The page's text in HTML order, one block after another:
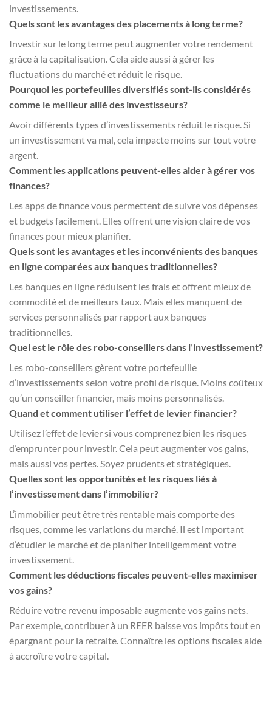
investissements.
Quels sont les avantages des placements à long terme?
Investir sur le long terme peut augmenter votre rendement
grâce à la capitalisation. Cela aide aussi à gérer les
fluctuations du marché et réduit le risque.
Pourquoi les portefeuilles diversifiés sont-ils considérés
comme le meilleur allié des investisseurs?
Avoir différents types d’investissements réduit le risque. Si
un investissement va mal, cela impacte moins sur tout votre
argent.
Comment les applications peuvent-elles aider à gérer vos
finances?
Les apps de finance vous permettent de suivre vos dépenses
et budgets facilement. Elles offrent une vision claire de vos
finances pour mieux planifier.
Quels sont les avantages et les inconvénients des banques
en ligne comparées aux banques traditionnelles?
Les banques en ligne réduisent les frais et offrent mieux de
commodité et de meilleurs taux. Mais elles manquent de
services personnalisés par rapport aux banques
traditionnelles.
Quel est le rôle des robo-conseillers dans l’investissement?
Les robo-conseillers gèrent votre portefeuille
d’investissements selon votre profil de risque. Moins coûteux
qu’un conseiller financier, mais moins personnalisés.
Quand et comment utiliser l’effet de levier financier?
Utilisez l’effet de levier si vous comprenez bien les risques
d’emprunter pour investir. Cela peut augmenter vos gains,
mais aussi vos pertes. Soyez prudents et stratégiques.
Quelles sont les opportunités et les risques liés à
l’investissement dans l’immobilier?
L’immobilier peut être très rentable mais comporte des
risques, comme les variations du marché. Il est important
d’étudier le marché et de planifier intelligemment votre
investissement.
Comment les déductions fiscales peuvent-elles maximiser
vos gains?
Réduire votre revenu imposable augmente vos gains nets.
Par exemple, contribuer à un REER baisse vos impôts tout en
épargnant pour la retraite. Connaître les options fiscales aide
à accroître votre capital.